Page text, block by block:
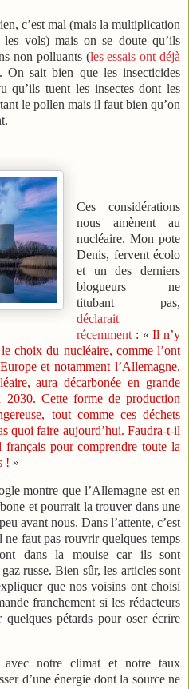
c’est mal (mais la multiplication
vols) mais on se doute qu’ils
non polluants (les essais ont déjà
On sait bien que les insecticides
qu’ils tuent les insectes dont les
le pollen mais il faut bien qu’on
Ces considérations
nous amènent au
nucléaire. Mon pote
Denis, fervent écolo
et un des derniers
blogueurs ne
titubant pas,
déclarait
récemment : «Il n’y
choix du nucléaire, comme l’ont
et notamment l’Allemagne,
aura décarbonée en grande
Cette forme de production
tout comme ces déchets
quoi faire aujourd’hui. Faudra-t-il
pour comprendre toute la
! »
montre que l’Allemagne est en
et pourrait la trouver dans une
avant nous. Dans l’attente, c’est
ne faut pas rouvrir quelques temps
dans la mouise car ils sont
russe. Bien sûr, les articles sont
que nos voisins ont choisi
franchement si les rédacteurs
pétards pour oser écrire
avec notre climat et notre taux
d’une énergie dont la source ne